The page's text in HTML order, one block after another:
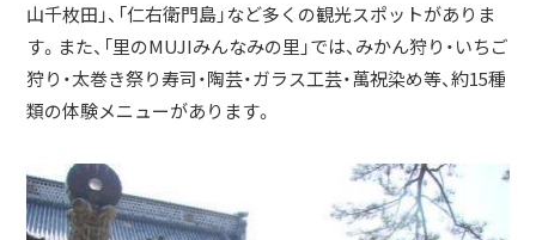
山千枚田」、「仁右衛門島」など多くの観光スポットがありま
す。また、「里のMUJIみんなみの里」では、みかん狩り・いちご
狩り・太巻き祭り寿司・陶芸・ガラス工芸・萬祝染め等、約15種
類の体験メニューがあります。